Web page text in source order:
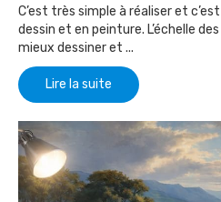
C’est très simple à réaliser et
dessin et en peinture. L’échelle
mieux dessiner et ...
Lire la suite